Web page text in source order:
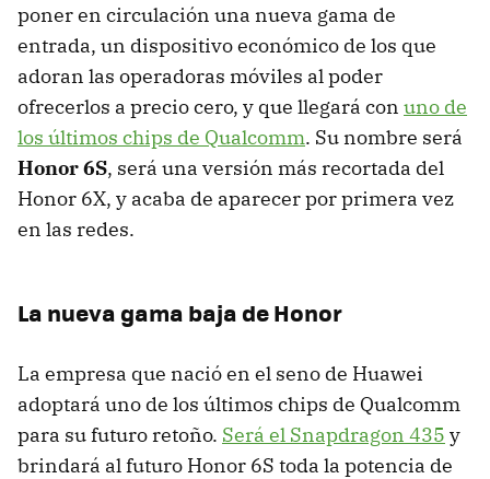
poner en circulación una nueva gama de
entrada, un dispositivo económico de los que
adoran las operadoras móviles al poder
ofrecerlos a precio cero, y que llegará con uno de
los últimos chips de Qualcomm. Su nombre será
Honor 6S, será una versión más recortada del
Honor 6X, y acaba de aparecer por primera vez
en las redes.
La nueva gama baja de Honor
La empresa que nació en el seno de Huawei
adoptará uno de los últimos chips de Qualcomm
para su futuro retoño. Será el Snapdragon 435 y
brindará al futuro Honor 6S toda la potencia de